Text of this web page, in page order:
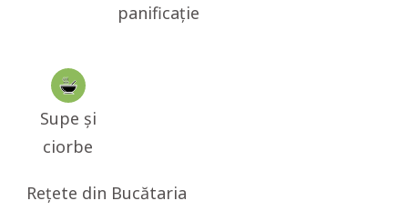
panificație
Supe și
ciorbe
Rețete din Bucătaria